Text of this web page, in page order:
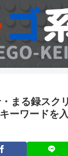
まる録スク
ーワードを